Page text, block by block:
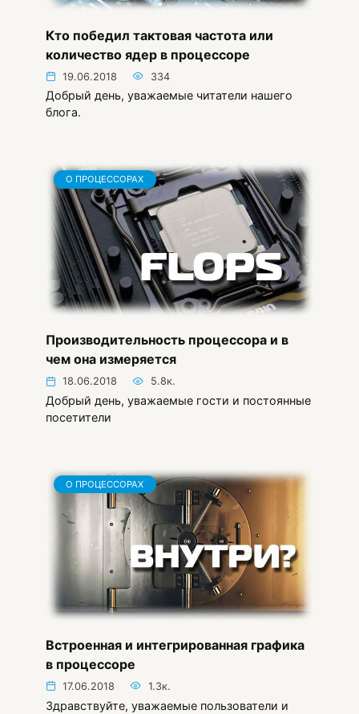
Кто победил тактовая частота или
количество ядер в процессоре
19.06.2018 334
Добрый день, уважаемые читатели нашего
блога.
О ПРОЦЕССОРАХ
Производительность процессора и в
чем она измеряется
18.06.2018 5.8к.
Добрый день, уважаемые гости и постоянные
посетители
О ПРОЦЕССОРАХ
Встроенная и интегрированная графика
в процессоре
17.06.2018 1.3к.
Здравствуйте, уважаемые пользователи и